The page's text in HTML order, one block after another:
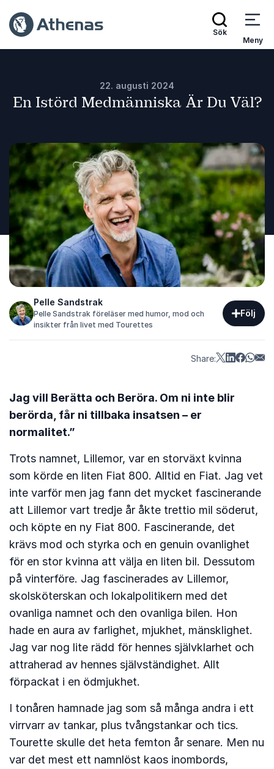
Sök
Meny
22. augusti 2024
En Istörd Medmänniska Är Du Väl?
Pelle Sandstrak
Pelle Sandstrak föreläser med humor, mod och
insikter från livet med Tourettes
Följ
Share:
Jag vill Berätta och Beröra. Om ni inte blir
berörda, får ni tillbaka insatsen – er
normalitet.”
Trots namnet, Lillemor, var en storväxt kvinna
som körde en liten Fiat 800. Alltid en Fiat. Jag vet
inte varför men jag fann det mycket fascinerande
att Lillemor vart tredje år åkte trettio mil söderut,
och köpte en ny Fiat 800. Fascinerande, det
krävs mod och styrka och en genuin ovanlighet
för en stor kvinna att välja en liten bil. Dessutom
på vinterföre. Jag fascinerades av Lillemor,
skolsköterskan och lokalpolitikern med det
ovanliga namnet och den ovanliga bilen. Hon
hade en aura av farlighet, mjukhet, mänsklighet.
Jag var nog lite rädd för hennes självklarhet och
attraherad av hennes självständighet. Allt
förpackat i en ödmjukhet.
I tonåren hamnade jag som så många andra i ett
virrvarr av tankar, plus tvångstankar och tics.
Tourette skulle det heta femton år senare. Men nu
var det mest ett namnlöst kaos inombords,